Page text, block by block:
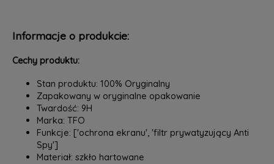
Informacje o produkcie:
Cechy produktu:
Stan produktu: 100% Oryginalny
Zapakowany w oryginalne opakowanie
Twardość: 9H
Marka: TFO
Funkcje: ['ochrona ekranu', 'filtr prywatyzujący Anti
Spy']
Materiał: szkło hartowane